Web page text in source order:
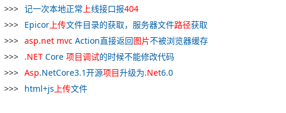
记一次本地正常 上线接口报404
Epicor 上传文件目录的获取，服务器文件路径获取
asp.net mvc Action直接返回图片不被浏览器缓存
.NET Core 项目调试的时候不能修改代码
Asp.NetCore3.1开源项目升级为.Net6.0
html+js 上传文件